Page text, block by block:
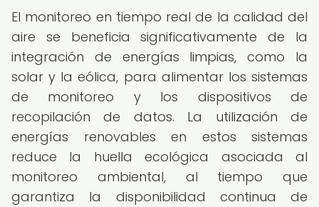
El monitoreo en tiempo real de la calidad del
aire se beneficia significativamente de la
integración de energías limpias, como la
solar y la eólica, para alimentar los sistemas
de monitoreo y los dispositivos de
recopilación de datos. La utilización de
energías renovables en estos sistemas
reduce la huella ecológica asociada al
monitoreo ambiental, al tiempo que
garantiza la disponibilidad continua de